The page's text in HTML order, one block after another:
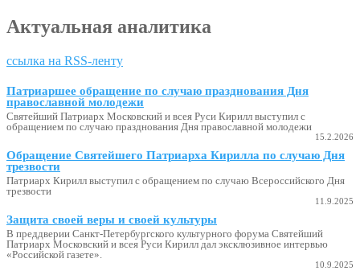
Актуальная аналитика
ссылка на RSS-ленту
Патриаршее обращение по случаю празднования Дня
православной молодежи
Святейший Патриарх Московский и всея Руси Кирилл выступил с
обращением по случаю празднования Дня православной молодежи
15.2.2026
Обращение Святейшего Патриарха Кирилла по случаю Дня
трезвости
Патриарх Кирилл выступил с обращением по случаю Всероссийского Дня
трезвости
11.9.2025
Защита своей веры и своей культуры
В преддверии Санкт-Петербургского культурного форума Святейший
Патриарх Московский и всея Руси Кирилл дал эксклюзивное интервью
«Российской газете».
10.9.2025